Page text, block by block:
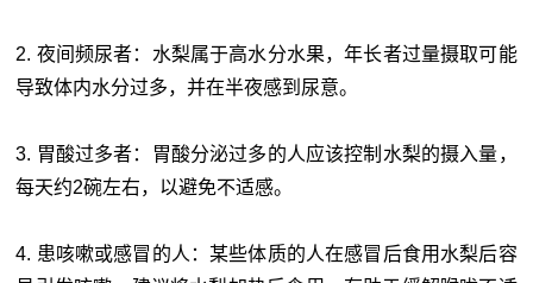
2. 夜间频尿者：水梨属于高水分水果，年长者过量摄取可能
导致体内水分过多，并在半夜感到尿意。
3. 胃酸过多者：胃酸分泌过多的人应该控制水梨的摄入量，
每天约2碗左右，以避免不适感。
4. 患咳嗽或感冒的人：某些体质的人在感冒后食用水梨后容